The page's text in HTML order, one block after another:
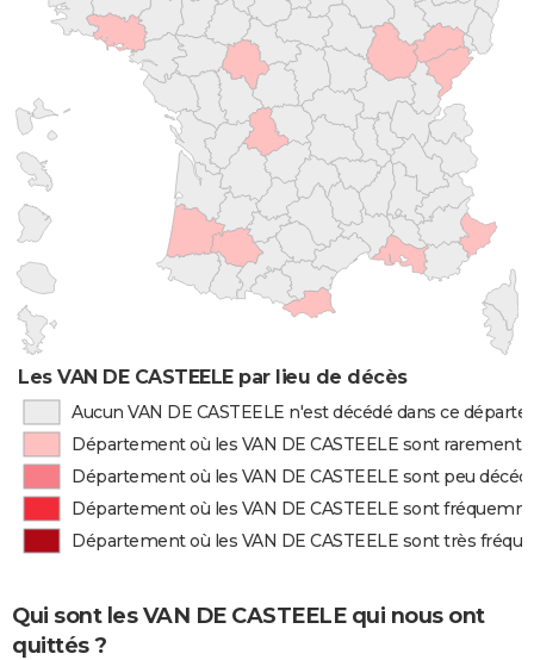
Les VAN DE CASTEELE par lieu de décès
Aucun VAN DE CASTEELE n'est décédé dans ce
Département où les VAN DE CASTEELE sont rarement
Département où les VAN DE CASTEELE sont peu
Département où les VAN DE CASTEELE sont
Département où les VAN DE CASTEELE sont très
Qui sont les VAN DE CASTEELE qui nous ont
quittés ?